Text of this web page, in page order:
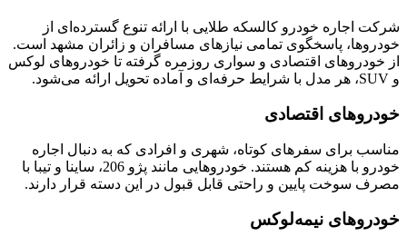
شرکت اجاره خودرو کالسکه طلایی با ارائه تنوع گسترده‌ای از
خودروها، پاسخگوی تمامی نیازهای مسافران و زائران مشهد است.
از خودروهای اقتصادی و سواری روزمره گرفته تا خودروهای لوکس
و SUV، هر مدل با شرایط حرفه‌ای و آماده تحویل ارائه می‌شود.
خودروهای اقتصادی
مناسب برای سفرهای کوتاه، شهری و افرادی که به دنبال اجاره
خودرو با هزینه کم هستند. خودروهایی مانند پژو 206، ساینا و تیبا با
مصرف سوخت پایین و راحتی قابل قبول در این دسته قرار دارند.
خودروهای نیمه‌لوکس